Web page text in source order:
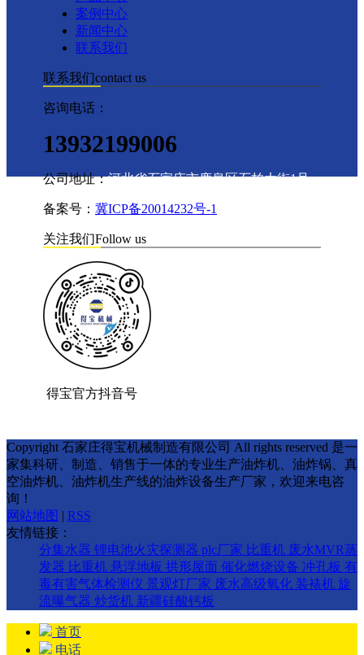
案例中心
新闻中心
联系我们
联系我们contact us
咨询电话：
13932199006
公司地址：河北省石家庄市鹿泉区石柏大街1号
备案号： 冀ICP备20014232号-1
关注我们Follow us
得宝官方抖音号
Copyright 石家庄得宝机械制造有限公司 All rights reserved 是一
家集科研、制造、销售于一体的专业生产油炸机、油炸锅、真
空油炸机、油炸机生产线的油炸设备生产厂家，欢迎来电咨
询！
网站地图 | RSS
友情链接：
分集水器 锂电池火灾探测器 plc厂家 比重机 废水MVR蒸
发器 比重机 悬浮地板 拱形屋面 催化燃烧设备 冲孔板 有
毒有害气体检测仪 景观灯厂家 废水高级氧化 装裱机 旋
流曝气器 炒货机 新疆硅酸钙板
首页
电话